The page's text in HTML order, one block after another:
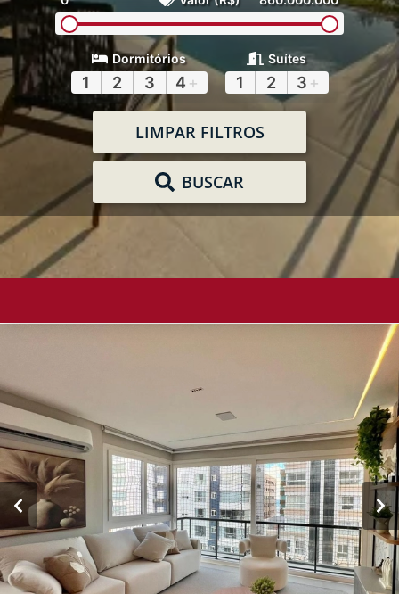
Dormitórios
1 2 3 4 +
Suítes
1 2 3 +
LIMPAR FILTROS
BUSCAR